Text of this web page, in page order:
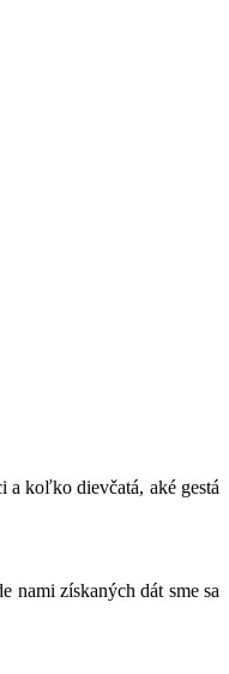
a koľko dievčatá, aké gestá
nami získaných dát sme sa